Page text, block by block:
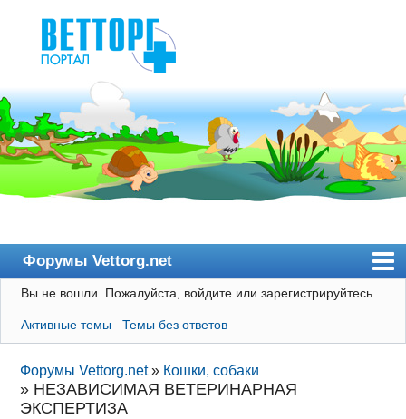
Форумы Vettorg.net
Главная
Пользователи
Правила
Поиск
Вы не вошли. Пожалуйста, войдите или зарегистрируйтесь.
Активные темы Темы без ответов
Форумы Vettorg.net » Кошки, собаки
» НЕЗАВИСИМАЯ ВЕТЕРИНАРНАЯ
ЭКСПЕРТИЗА